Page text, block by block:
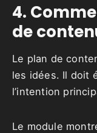
4.
de
Le plan de
les idées. Il doit
l’intention
Le module